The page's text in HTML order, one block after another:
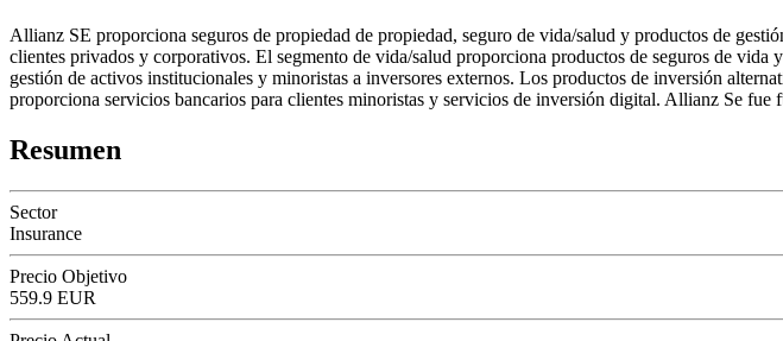
Allianz SE proporciona seguros de propiedad de propiedad, seguro de vida/salud y productos de
clientes privados y corporativos. El segmento de vida/salud proporciona productos de seguros de
gestión de activos institucionales y minoristas a inversores externos. Los productos de inversión
proporciona servicios bancarios para clientes minoristas y servicios de inversión digital. Allianz Se fue
Resumen
Sector
Insurance
Precio Objetivo
559.9 EUR